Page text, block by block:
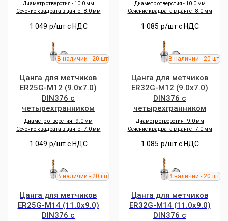
Диаметр отверстия - 10.0 мм
Сечение квадрата в цанге -8.0мм
1 049 р/шт c НДС
Диаметр отверстия - 10.0 мм
Сечение квадрата в цанге -8.0мм
1 085 р/шт c НДС
Цанга для метчиков
ER25G-M12 (9.0x7.0)
DIN376 с
четырехгранником
Диаметр отверстия - 9.0 мм
Сечение квадрата в цанге - 7 .0мм
1 049 р/шт c НДС
Цанга для метчиков
ER32G-M12 (9.0x7.0)
DIN376 с
четырехгранником
Диаметр отверстия - 9.0 мм
Сечение квадрата в цанге - 7 .0мм
1 085 р/шт c НДС
Цанга для метчиков
ER25G-M14 (11.0x9.0)
DIN376 с
Цанга для метчиков
ER32G-M14 (11.0x9.0)
DIN376 с